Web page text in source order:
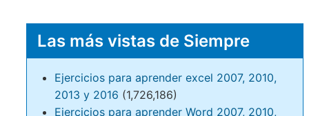
Las más vistas de Siempre
Ejercicios para aprender excel 2007, 2010,
2013 y 2016 (1,726,186)
Ejercicios para aprender Word 2007, 2010,